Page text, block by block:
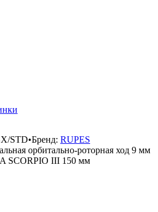
STD•Бренд: RUPES
орбитально-роторная ход 9 мм
SCORPIO III 150 мм